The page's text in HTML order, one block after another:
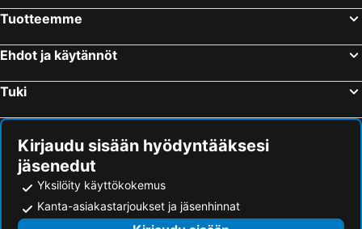
Tuotteemme
Ehdot ja käytännöt
Tuki
Kirjaudu sisään hyödyntääksesi
jäsenedut
Yksilöity käyttökokemus
Kanta-asiakastarjoukset ja jäsenhinnat